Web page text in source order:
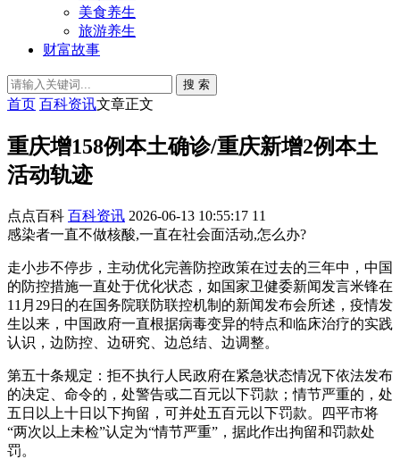
美食养生
旅游养生
财富故事
搜 索
首页 百科资讯文章正文
重庆增158例本土确诊/重庆新增2例本土
活动轨迹
点点百科 百科资讯 2026-06-13 10:55:17 11
感染者一直不做核酸,一直在社会面活动,怎么办?
走小步不停步，主动优化完善防控政策在过去的三年中，中国
的防控措施一直处于优化状态，如国家卫健委新闻发言米锋在
11月29日的在国务院联防联控机制的新闻发布会所述，疫情发
生以来，中国政府一直根据病毒变异的特点和临床治疗的实践
认识，边防控、边研究、边总结、边调整。
第五十条规定：拒不执行人民政府在紧急状态情况下依法发布
的决定、命令的，处警告或二百元以下罚款；情节严重的，处
五日以上十日以下拘留，可并处五百元以下罚款。四平市将
“两次以上未检”认定为“情节严重”，据此作出拘留和罚款处
罚。